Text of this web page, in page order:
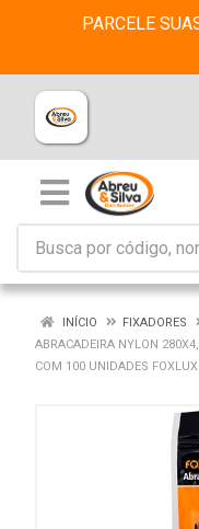
PARCELE
INÍCIO FIXADORES
ABRACADEIRA NYLON
COM 100 UNIDADES FOXLUX